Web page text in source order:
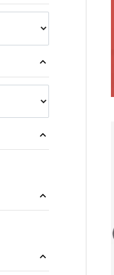
expand_less
expand_less
expand_less
expand_less